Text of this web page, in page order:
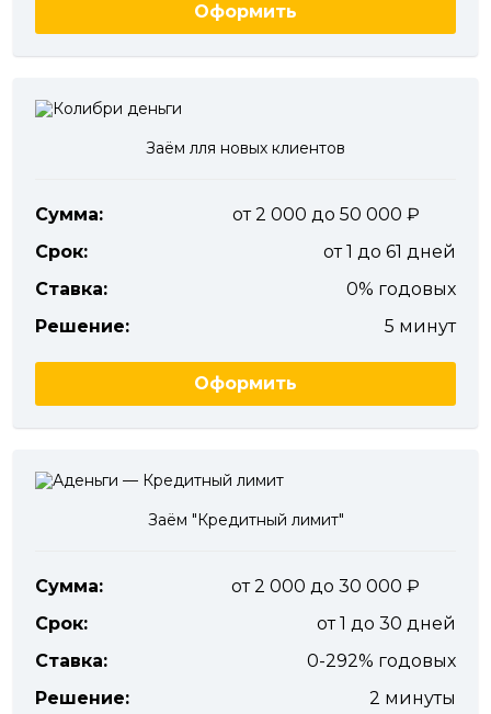
Оформить
Заём лля новых клиентов
Сумма:
от 2 000 до 50 000
Срок:
от 1 до 61 дней
Ставка:
0% годовых
Решение:
5 минут
Оформить
Заём "Кредитный лимит"
Сумма:
от 2 000 до 30 000
Срок:
от 1 до 30 дней
Ставка:
0-292% годовых
Решение:
2 минуты